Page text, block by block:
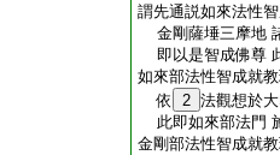
謂先通説如來法性
金剛薩埵三摩地
即以是智成佛尊
如來部法性智成就
依
2 法觀想於
此即如來部法門
金剛部法性智成就